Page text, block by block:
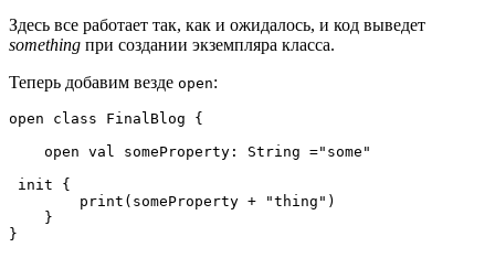
Здесь все работает так, как и ожидалось, и код выведет
something при создании экземпляра класса.
Теперь добавим везде open:
open class FinalBlog {
}